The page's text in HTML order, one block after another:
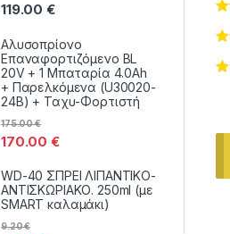
119.00€
Αλυσοπρίονο
Επαναφορτιζόμενο BL
20V + 1 Μπαταρία 4.0Ah
+ Παρελκόμενα (U30020-
24B) + Ταχυ-Φορτιστή
170.00€
175.00€
WD-40 ΣΠΡΕΙ ΛΙΠΑΝΤΙΚΟ-
ΑΝΤΙΣΚΩΡΙΑΚΟ. 250ml (με
SMART καλαμάκι)
9.20€